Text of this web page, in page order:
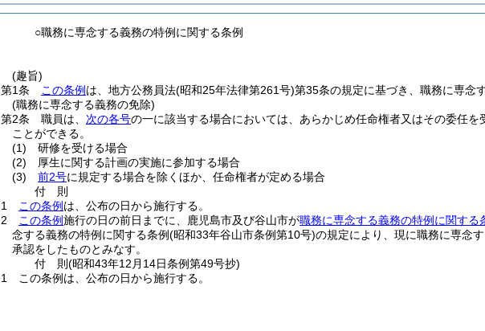
○職務に専念する義務の特例に関する条例
(趣旨)
第1条
この条例 は、地方公務員法(昭和25年法律第261号)第35条の規定に基づき、職務に専念
(職務に専念する義務の免除)
第2条
職員は、 次の各号の一に該当する場合においては、あらかじめ任命権者又はその委任
ことができる。
(1)
研修を受ける場合
(2)
厚生に関する計画の実施に参加する場合
(3)
前2号に規定する場合を除くほか、任命権者が定める場合
付 則
1
この条例 は、公布の日から施行する。
2
この条例施行の日の前日までに、鹿児島市及び谷山市が職務に専念する義務の特例に関する
念する義務の特例に関する条例(昭和33年谷山市条例第10号)の規定により、現に職務に専念
承認をしたものとみなす。
付 則(昭和43年12月14日条例第49号抄)
1
この条例は、公布の日から施行する。